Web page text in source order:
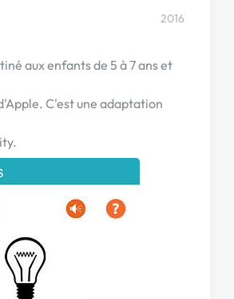
2016
aux enfants de 5 à 7 ans et
C'est une adaptation